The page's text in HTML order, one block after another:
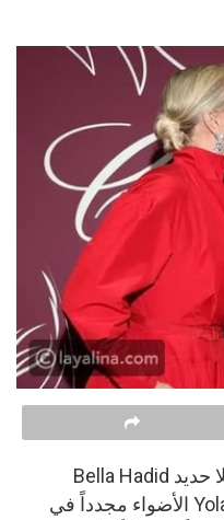
خطفت عارضة الأزياء العالمية بيلا حديد Bella Hadid
ووالدتها يولاندا حديد Yolanda Hadid الأضواء مجدداً في